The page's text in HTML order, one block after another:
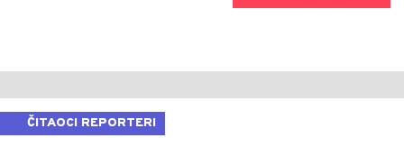
ČITAOCI REPORTERI